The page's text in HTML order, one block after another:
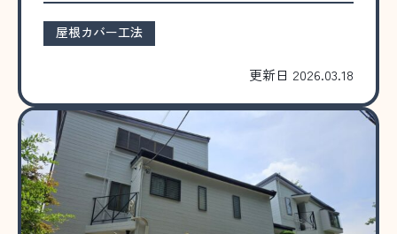
屋根カバー工法
更新日 2026.03.18